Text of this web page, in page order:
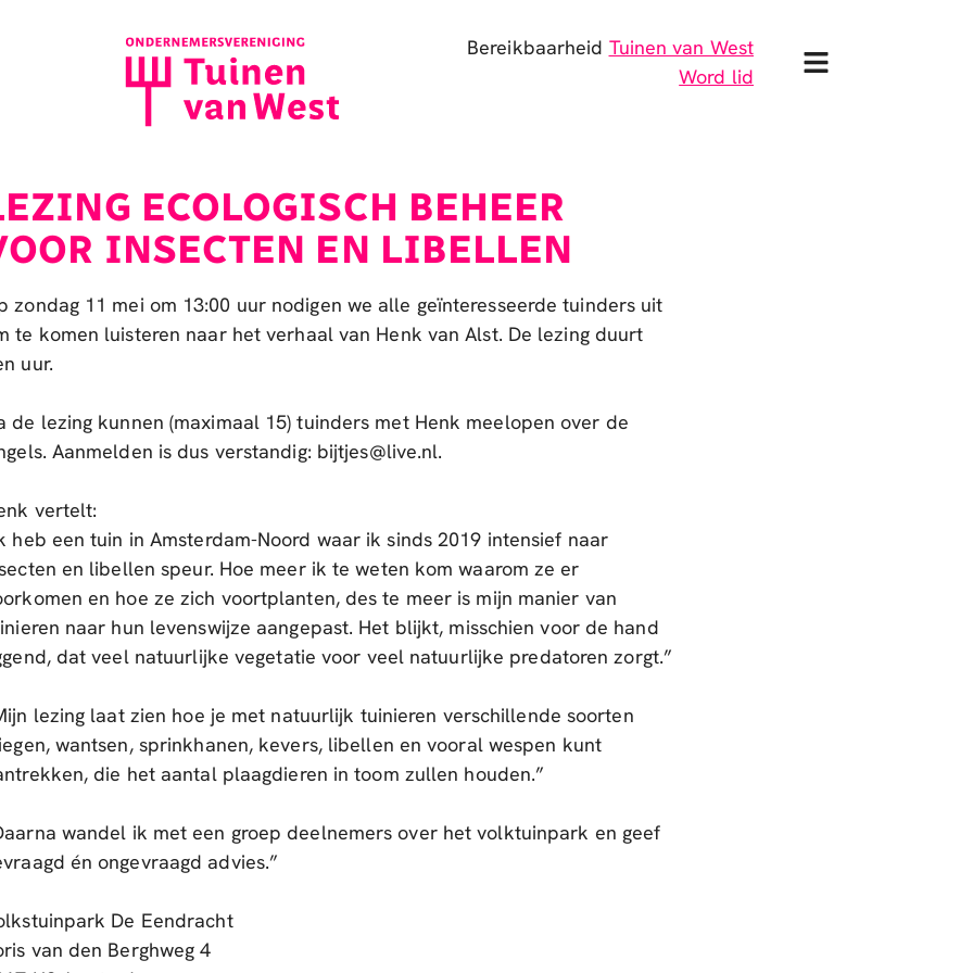
Bereikbaarheid Tuinen van West
Word lid
ECOLOGISCH BEHEER
INSECTEN EN LIBELLEN
zondag 11 mei om 13:00 uur nodigen we alle geïnteresseerde tuinders uit
te komen luisteren naar het verhaal van Henk van Alst. De lezing duurt
uur.
de lezing kunnen (maximaal 15) tuinders met Henk meelopen over de
Aanmelden is dus verstandig: bijtjes@live.nl.
vertelt:
heb een tuin in Amsterdam-Noord waar ik sinds 2019 intensief naar
en libellen speur. Hoe meer ik te weten kom waarom ze er
en hoe ze zich voortplanten, des te meer is mijn manier van
naar hun levenswijze aangepast. Het blijkt, misschien voor de hand
dat veel natuurlijke vegetatie voor veel natuurlijke predatoren zorgt.”
lezing laat zien hoe je met natuurlijk tuinieren verschillende soorten
wantsen, sprinkhanen, kevers, libellen en vooral wespen kunt
die het aantal plaagdieren in toom zullen houden.”
wandel ik met een groep deelnemers over het volktuinpark en geef
én ongevraagd advies.”
De Eendracht
van den Berghweg 4